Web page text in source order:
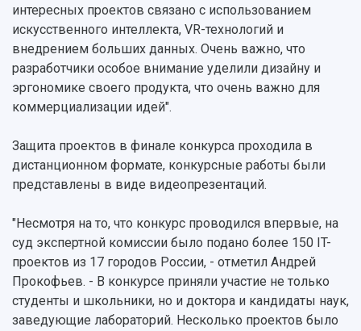
Центр истории авиационных двигателей
Ботанический сад
Умный дом бабочек
Международный межвузовский кампус
Сведения об образовательной организации
Официальные документы
интересных проектов связано с использованием
искусственного интеллекта, VR-технологий и
внедрением больших данных. Очень важно, что
разработчики особое внимание уделили дизайну и
эргономике своего продукта, что очень важно для
коммерциализации идей".
Защита проектов в финале конкурса проходила в
дистанционном формате, конкурсные работы были
представлены в виде видеопрезентаций.
"Несмотря на то, что конкурс проводился впервые, на
суд экспертной комиссии было подано более 150 IT-
проектов из 17 городов России, - отметил Андрей
Прокофьев. - В конкурсе приняли участие не только
студенты и школьники, но и доктора и кандидаты наук,
заведующие лабораторий. Несколько проектов было